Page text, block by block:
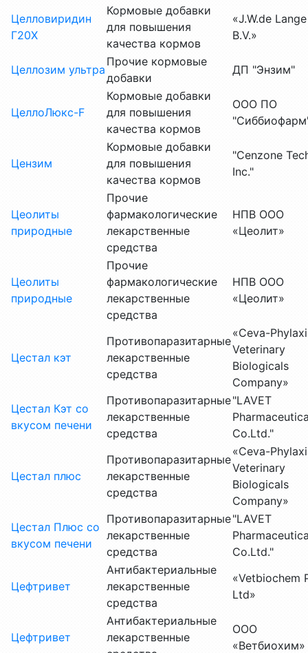
Целловиридин
Г20Х
Кормовые добавки
для повышения
качества кормов
«J.W.de Lange
B.V.»
Целлозим ультра
Прочие кормовые
добавки
ДП "Энзим"
ЦеллоЛюкс-F
Кормовые добавки
для повышения
качества кормов
ООО ПО
Цензим
Кормовые добавки
для повышения
качества кормов
"Cenzone
Inc."
Цеолиты
природные
Прочие
фармакологические
лекарственные
средства
НПВ ООО
«Цеолит»
Цеолиты
природные
Прочие
фармакологические
лекарственные
средства
НПВ ООО
«Цеолит»
Цестал кэт
Противопаразитарные
лекарственные
средства
«Ceva-
Veterinary
Biologicals
Company»
Цестал Кэт со
вкусом печени
Противопаразитарные
лекарственные
средства
"LAVET
Co.Ltd."
Цестал плюс
Противопаразитарные
лекарственные
средства
«Ceva-
Veterinary
Biologicals
Company»
Цестал Плюс со
вкусом печени
Противопаразитарные
лекарственные
средства
"LAVET
Co.Ltd."
Цефтривет
Антибактериальные
лекарственные
средства
«Vetbiochem
Ltd»
Цефтривет
Антибактериальные
лекарственные
ООО
«Ветбиохим»